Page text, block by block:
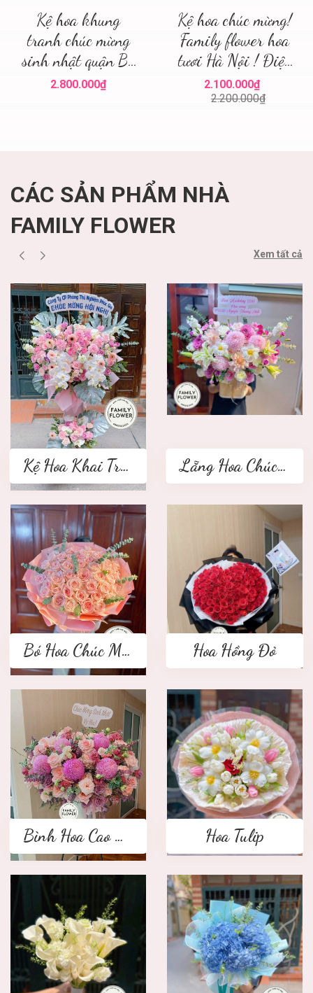
Kệ hoa khung
tranh chúc mừng
sinh nhật quận Ba
Đình ! Hoa sinh
2.800.000₫
Kệ hoa chúc mừng!
Family flower hoa
tươi Hà Nội ! Điện
hoa Hà Nội ! Mua
hoa tươi
2.100.000₫
2.200.000₫
CÁC SẢN PHẨM NHÀ
FAMILY FLOWER
Xem tất cả
Kệ Hoa Khai Trương 2 tầng Lẵng Hoa Chúc Mừng
Bó Hoa Chúc Mừng Hoa Hồng Đỏ
Bình Hoa Cao Cấp Hoa Tulip